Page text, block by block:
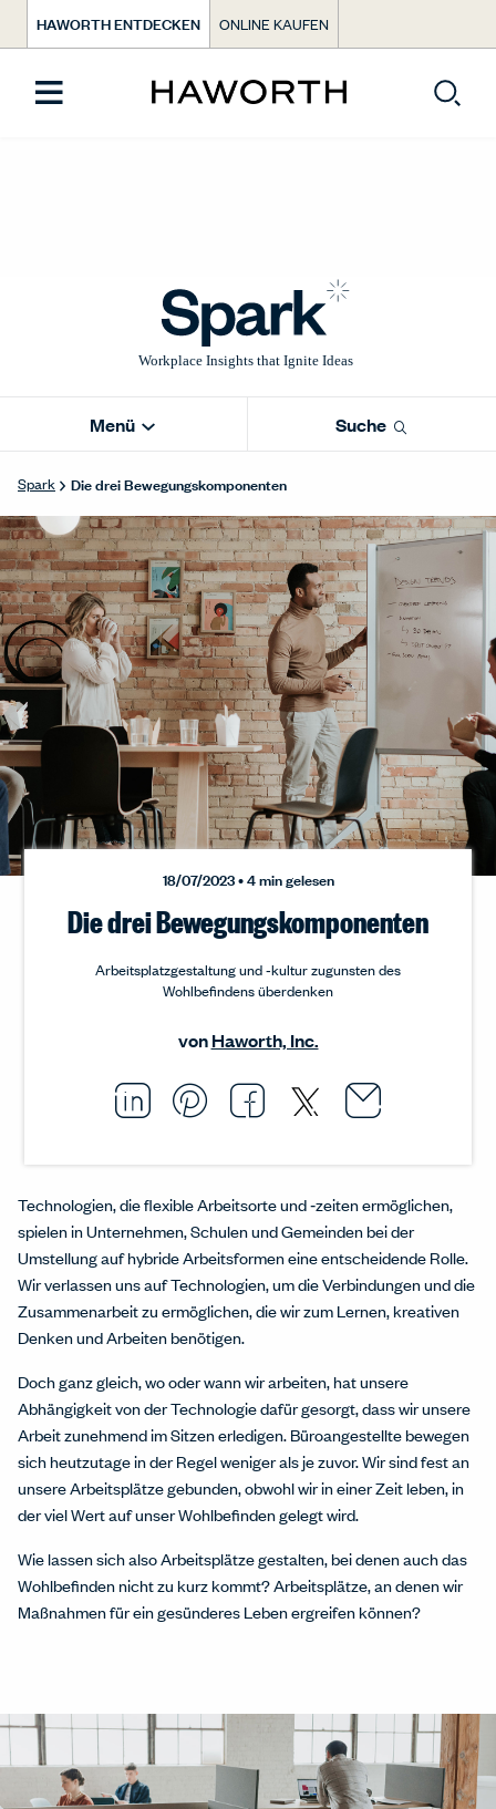
HAWORTH ENTDECKEN ONLINE KAUFEN
Menü Suche
Spark Die drei Bewegungskomponenten
18/07/2023 • 4 min gelesen
Die drei Bewegungskomponenten
Arbeitsplatzgestaltung und ‑kultur zugunsten des
Wohlbefindens überdenken
vonHaworth, Inc.
Share this article on
Opens in a new
Pin this article on
Opens in a new
Share this
Opens in a
Share this
Opens in
Email
Opens
Technologien, die flexible Arbeitsorte und ‑zeiten ermöglichen,
spielen in Unternehmen, Schulen und Gemeinden bei der
Umstellung auf hybride Arbeitsformen eine entscheidende Rolle.
Wir verlassen uns auf Technologien, um die Verbindungen und die
Zusammenarbeit zu ermöglichen, die wir zum Lernen, kreativen
Denken und Arbeiten benötigen.
Doch ganz gleich, wo oder wann wir arbeiten, hat unsere
Abhängigkeit von der Technologie dafür gesorgt, dass wir unsere
Arbeit zunehmend im Sitzen erledigen. Büroangestellte bewegen
sich heutzutage in der Regel weniger als je zuvor. Wir sind fest an
unsere Arbeitsplätze gebunden, obwohl wir in einer Zeit leben, in
der viel Wert auf unser Wohlbefinden gelegt wird.
Wie lassen sich also Arbeitsplätze gestalten, bei denen auch das
Wohlbefinden nicht zu kurz kommt? Arbeitsplätze, an denen wir
Maßnahmen für ein gesünderes Leben ergreifen können?